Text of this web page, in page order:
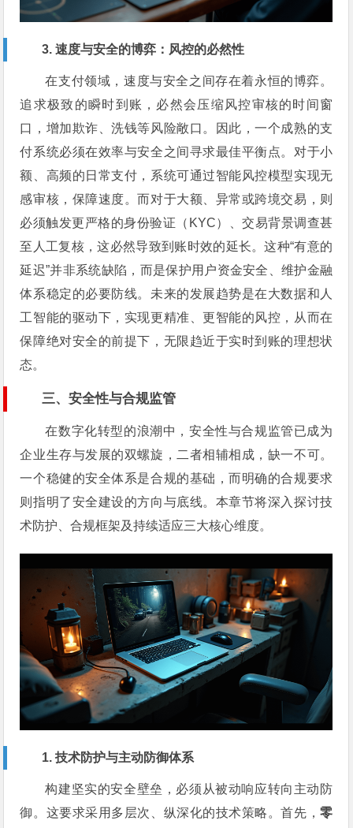
3. 速度与安全的博弈：风控的必然性
在支付领域，速度与安全之间存在着永恒的博弈。
追求极致的瞬时到账，必然会压缩风控审核的时间窗
口，增加欺诈、洗钱等风险敞口。因此，一个成熟的支
付系统必须在效率与安全之间寻求最佳平衡点。对于小
额、高频的日常支付，系统可通过智能风控模型实现无
感审核，保障速度。而对于大额、异常或跨境交易，则
必须触发更严格的身份验证（KYC）、交易背景调查甚
至人工复核，这必然导致到账时效的延长。这种“有意的
延迟”并非系统缺陷，而是保护用户资金安全、维护金融
体系稳定的必要防线。未来的发展趋势是在大数据和人
工智能的驱动下，实现更精准、更智能的风控，从而在
保障绝对安全的前提下，无限趋近于实时到账的理想状
态。
三、安全性与合规监管
在数字化转型的浪潮中，安全性与合规监管已成为
企业生存与发展的双螺旋，二者相辅相成，缺一不可。
一个稳健的安全体系是合规的基础，而明确的合规要求
则指明了安全建设的方向与底线。本章节将深入探讨技
术防护、合规框架及持续适应三大核心维度。
1. 技术防护与主动防御体系
构建坚实的安全壁垒，必须从被动响应转向主动防
御。这要求采用多层次、纵深化的技术策略。首先，零